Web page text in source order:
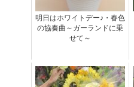
明日はホワイトデー♪・春色
の協奏曲～ガーランドに乗
せて～